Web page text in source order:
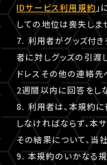
IDサービス利用規約
しての地位は喪失しま
7. 利用者がグッズ付き
者に対しグッズの引渡
ドレスその他の連絡先
2週間以内に回答をし
8. 利用者は、本規約に
しなければならず、本
その結果について、当
9. 本規約のいかなる